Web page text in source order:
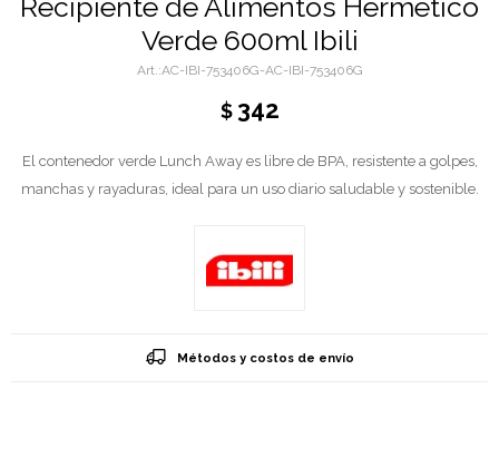
Recipiente de Alimentos Hermetico
Verde 600ml Ibili
AC-IBI-753406G-AC-IBI-753406G
$ 342
El contenedor verde Lunch Away es libre de BPA, resistente a golpes,
manchas y rayaduras, ideal para un uso diario saludable y sostenible.
Métodos y costos de envío